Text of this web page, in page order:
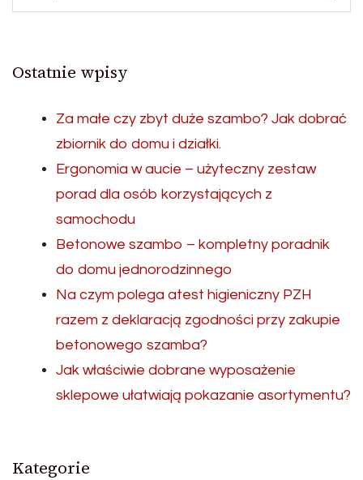
Ostatnie wpisy
Za małe czy zbyt duże szambo? Jak dobrać
zbiornik do domu i działki.
Ergonomia w aucie – użyteczny zestaw
porad dla osób korzystających z
samochodu
Betonowe szambo – kompletny poradnik
do domu jednorodzinnego
Na czym polega atest higieniczny PZH
razem z deklaracją zgodności przy zakupie
betonowego szamba?
Jak właściwie dobrane wyposażenie
sklepowe ułatwiają pokazanie asortymentu?
Kategorie